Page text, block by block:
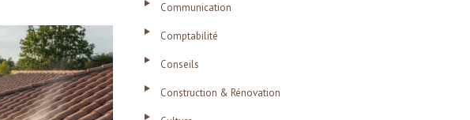
Communication
Comptabilité
Conseils
Construction & Rénovation